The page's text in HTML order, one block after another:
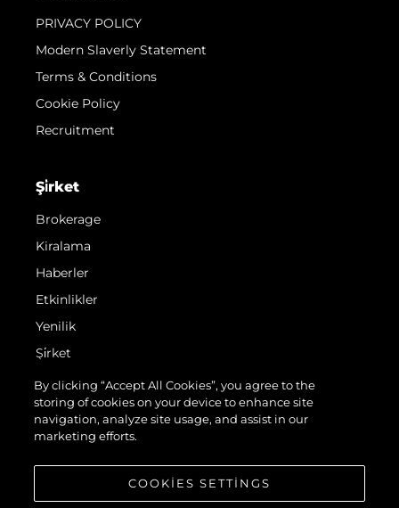
PRIVACY POLICY
Modern Slaverly Statement
Terms & Conditions
Cookie Policy
Recruitment
Şi̇rket
Brokerage
Kiralama
Haberler
Etkinlikler
Yenilik
Şi̇rket
Ekip
Yaşam Şekli̇
Mi̇ras
By clicking “Accept All Cookies”, you agree to the
storing of cookies on your device to enhance site
navigation, analyze site usage, and assist in our
marketing efforts.
COOKIES SETTINGS